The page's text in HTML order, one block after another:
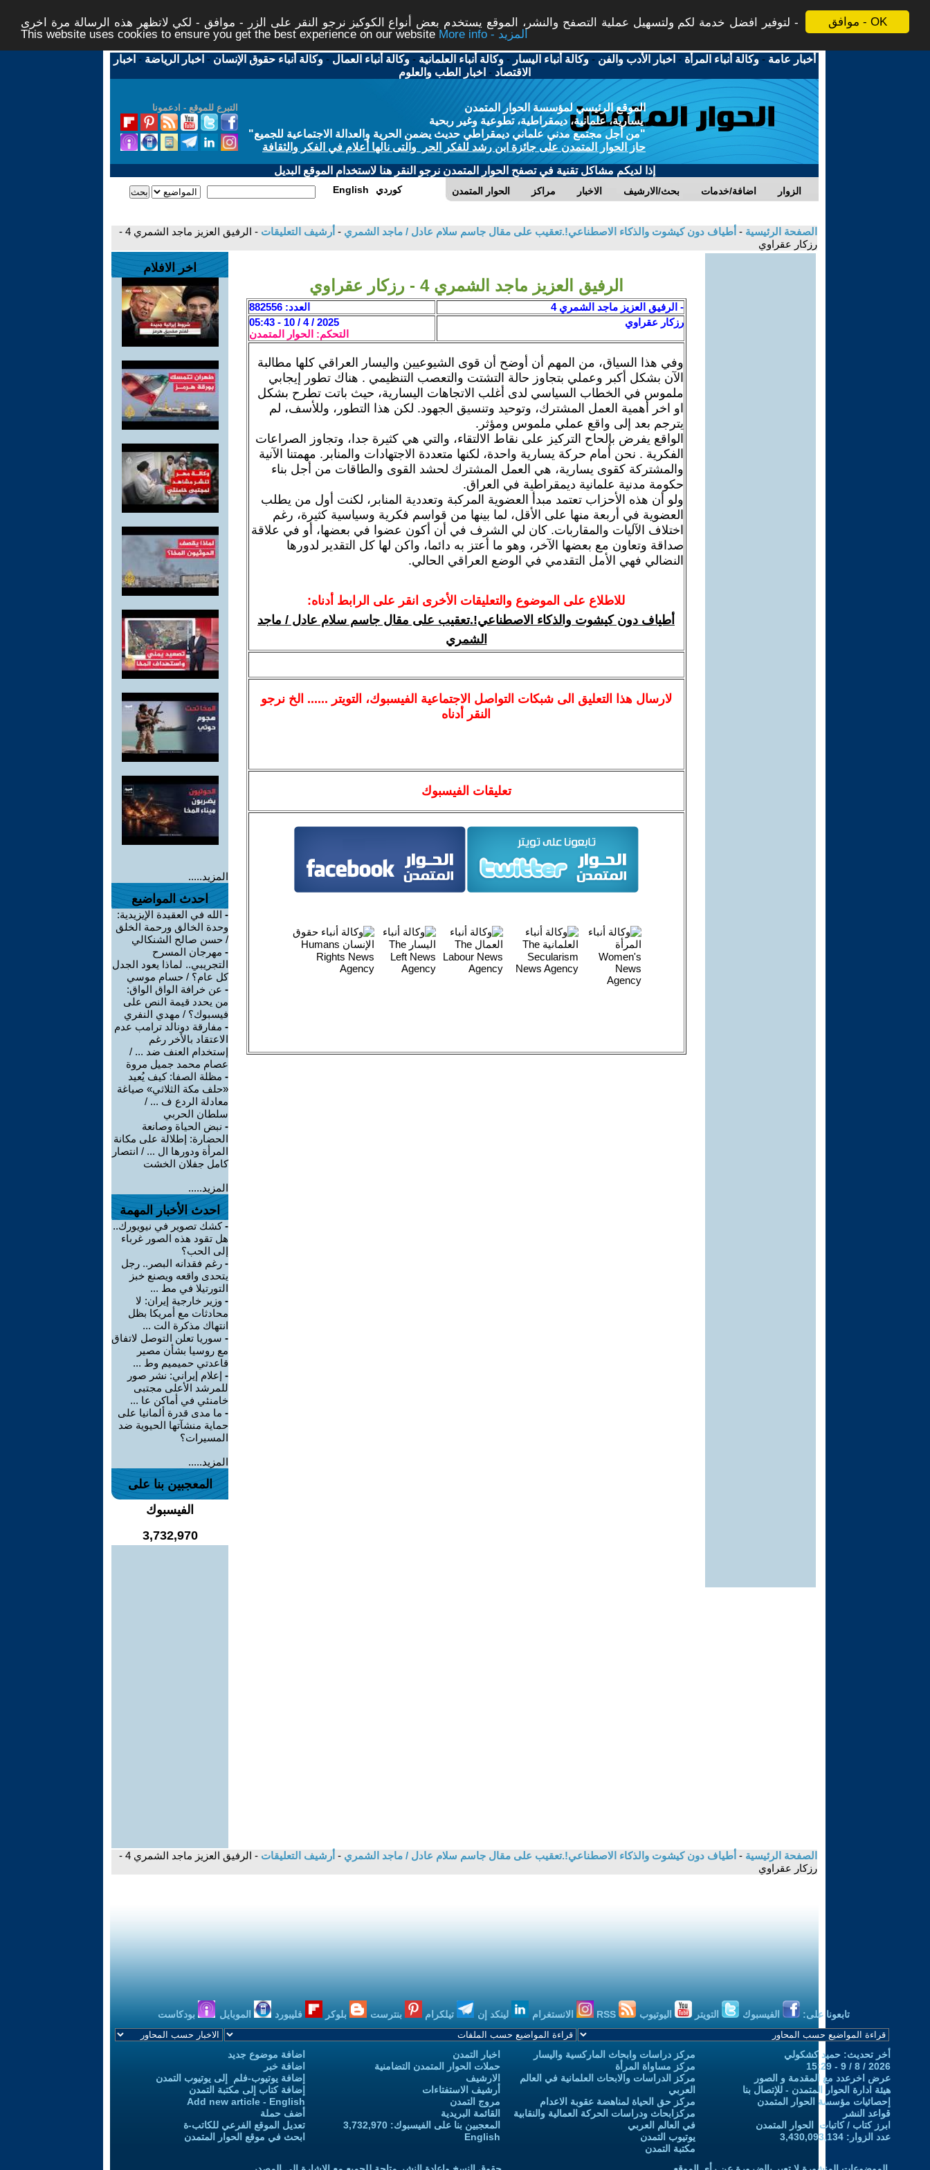
موافق - OK
لتوفير افضل خدمة لكم ولتسهيل عملية التصفح والنشر، الموقع يستخدم بعض أنواع الكوكيز نرجو النقر على الزر - موافق - لكي لاتظهر هذه الرسالة مرة اخرى -
This website uses cookies to ensure you get the best experience on our website
More info - المزيد
أخبار عامة -وكالة أنباء المرأة - اخبار الأدب والفن -وكالة أنباء اليسار -وكالة أنباء العلمانية -وكالة أنباء العمال -وكالة أنباء حقوق الإنسان - اخبار الرياضة - اخبار
الاقتصاد - اخبار الطب والعلوم
التبرع للموقع - ادعمونا
الموقع الرئيسي لمؤسسة الحوار المتمدن
يسارية، علمانية، ديمقراطية، تطوعية وغير ربحية
"من أجل مجتمع مدني علماني ديمقراطي حديث يضمن الحرية والعدالة الاجتماعية للجميع"
حاز الحوار المتمدن على جائزة ابن رشد للفكر الحر والتى نالها أعلام في الفكر والثقافة
إذا لديكم مشاكل تقنية في تصفح الحوار المتمدن نرجو النقر هنا لاستخدام الموقع البديل
الحوار المتمدن مراكز الاخبار بحث/الارشيف اضافة/خدمات الزوار English كوردي
الصفحة الرئيسية - أطياف دون كيشوت والذكاء الاصطناعي!.تعقيب على مقال جاسم سلام عادل / ماجد الشمري - أرشيف التعليقات
- الرفيق العزيز ماجد الشمري 4 -
رزكار عقراوي
الرفيق العزيز ماجد الشمري 4 - رزكار عقراوي
- الرفيق العزيز ماجد الشمري 4
العدد: 882556
رزكار عقراوي
2025 / 4 / 10 - 05:43
التحكم: الحوار المتمدن
وفي هذا السياق، من المهم أن أوضح أن قوى الشيوعيين واليسار العراقي كلها مطالبة
الآن بشكل أكبر وعملي بتجاوز حالة التشتت والتعصب التنظيمي . هناك تطور إيجابي
ملموس في الخطاب السياسي لدى أغلب الاتجاهات اليسارية، حيث باتت تطرح بشكل
او اخر أهمية العمل المشترك، وتوحيد وتنسيق الجهود. لكن هذا التطور، وللأسف، لم
يترجم بعد إلى واقع عملي ملموس ومؤثر.
الواقع يفرض بإلحاح التركيز على نقاط الالتقاء، والتي هي كثيرة جدا، وتجاوز الصراعات
الفكرية . نحن أمام حركة يسارية واحدة، لكنها متعددة الاجتهادات والمنابر. مهمتنا الآنية
والمشتركة كقوى يسارية، هي العمل المشترك لحشد القوى والطاقات من أجل بناء
حكومة مدنية علمانية ديمقراطية في العراق.
ولو أن هذه الأحزاب تعتمد مبدأ العضوية المركبة وتعددية المنابر، لكنت أول من يطلب
العضوية في أربعة منها على الأقل، لما بينها من قواسم فكرية وسياسية كثيرة، رغم
اختلاف الآليات والمقاربات. كان لي الشرف في أن أكون عضوا في بعضها، أو في علاقة
صداقة وتعاون مع بعضها الآخر، وهو ما أعتز به دائما، واكن لها كل التقدير لدورها
النضالي فهي الأمل التقدمي في الوضع العراقي الحالي.
للاطلاع على الموضوع والتعليقات الأخرى انقر على الرابط أدناه:
أطياف دون كيشوت والذكاء الاصطناعي!.تعقيب على مقال جاسم سلام عادل / ماجد
الشمري
لارسالهذا التعليق الى شبكات التواصل الاجتماعية الفيسبوك، التويتر ...... الخ نرجو
النقر أدناه
تعليقات الفيسبوك
اخر الافلام
المزيد.....
احدث المواضيع
- الله في العقيدة الإيزيدية:
وحدة الخالق ورحمة الخلق
/ حسن صالح الشنكالي
- مهرجان المسرح
التجريبي.. لماذا يعود الجدل
كل عام؟ / حسام موسي
- عن خرافة الواق الواق:
من يحدد قيمة النص على
فيسبوك؟ / مهدي النفري
- مفارقة دونالد ترامب عدم
الاعتقاد بالأخر رغم
إستخدام العنف ضد ... /
عصام محمد جميل مروة
- مظلة الصفا: كيف يُعيد
«حلف مكة الثلاثي» صياغة
معادلة الردع ف ... /
سلطان الحربي
- نبض الحياة وصانعة
الحضارة: إطلالة على مكانة
المرأة ودورها ال ... / انتصار
كامل جفلان الخشت
المزيد.....
احدث الأخبار المهمة
-كشك تصوير في نيويورك..
هل تقود هذه الصور غرباء
إلى الحب؟
- رغم فقدانه البصر.. رجل
يتحدى واقعه ويصنع خبز
التورتيلا في مط ...
- وزير خارجية إيران: لا
محادثات مع أمريكا بظل
انتهاك مذكرة الت ...
- سوريا تعلن التوصل لاتفاق
مع روسيا بشأن مصير
قاعدتي حميميم وط ...
- إعلام إيراني: نشر صور
للمرشد الأعلى مجتبى
خامنئي في أماكن عا ...
- ما مدى قدرة ألمانيا على
حماية منشآتها الحيوية ضد
المسيرات؟
المزيد.....
المعجبين بنا على
الفيسبوك
3,732,970
الصفحة الرئيسية - أطياف دون كيشوت والذكاء الاصطناعي!.تعقيب على مقال جاسم سلام عادل / ماجد الشمري - أرشيف التعليقات
- الرفيق العزيز ماجد الشمري 4 -
رزكار عقراوي
تابعونا على: الفيسبوك التويتر اليوتيوب الانستغرام لينكد إن تيلكرام بنترست بلوكر فليبورد الموبايل بودكاست
أخر تحديث: حميد كشكولي
2026 / 8 / 9 - 15:29
عرض اخرعدد مع المقدمة و الصور
هيئة ادارة الحوار المتمدن - للإتصال بنا
إحصائيات مؤسسة الحوار المتمدن
قواعد النشر
ابرز كتاب / كاتبات الحوار المتمدن
عدد الزوار: 3,430,093,134
مركز دراسات وابحاث الماركسية واليسار
مركز مساواة المرأة
مركز الدراسات والابحاث العلمانية في العالم
العربي
مركز حق الحياة لمناهضة عقوبة الاعدام
مركزابحاث ودراسات الحركة العمالية والنقابية
في العالم العربي
يوتيوب التمدن
مكتبة التمدن
اخبار التمدن
حملات الحوار المتمدن التضامنية
الارشيف
أرشيف الاستفتاءات
مروج التمدن
القائمة البريدية
المعجبين بنا على الفيسبوك: 3,732,970
English
اضافة موضوع جديد
اضافة خبر
إضافة يوتيوب-فلم إلى يوتيوب التمدن
إضافة كتاب إلى مكتبة التمدن
Add new article - English
أضف حملة
تعديل الموقع الفرعي للكاتب-ة
ابحث في موقع الحوار المتمدن